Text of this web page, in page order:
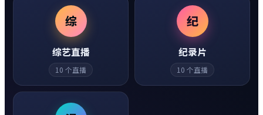
综
综艺直播
10 个直播
纪
纪录片
10 个直播